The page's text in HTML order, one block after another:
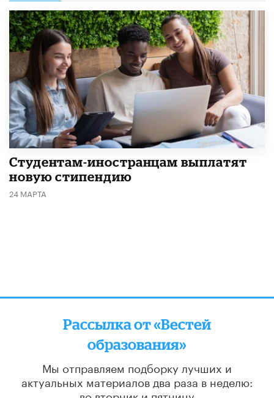
Студентам-иностранцам выплатят
новую стипендию
24 МАРТА
Рассылка от «Вестей
образования»
Мы отправляем подборку лучших и
актуальных материалов два раза в неделю: